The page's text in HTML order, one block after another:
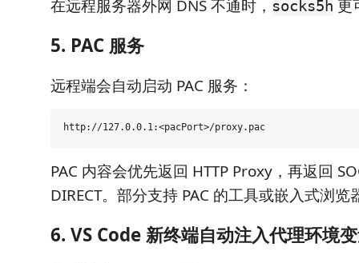
在远程服务器外网 DNS 不通时， socks5h 更
5. PAC 服务
远程端会自动启动 PAC 服务：
PAC 内容会优先返回 HTTP Proxy，再返回
DIRECT。部分支持 PAC 的工具或嵌入式浏览
6. VS Code 新终端自动注入代理环境